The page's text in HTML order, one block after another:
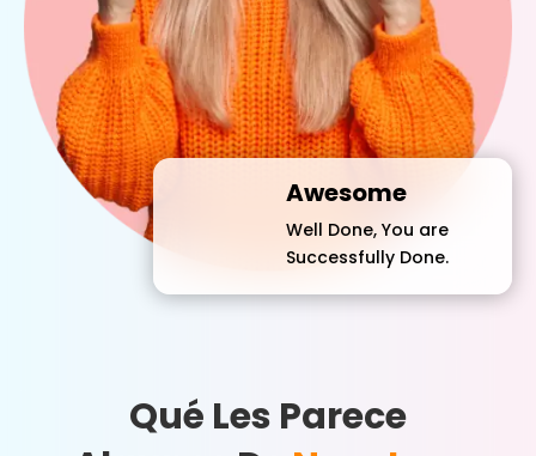
Awesome
Well Done, You are
Successfully Done.
Qué Les Parece